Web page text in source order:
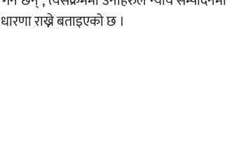
राख्ने बताइएको छ ।